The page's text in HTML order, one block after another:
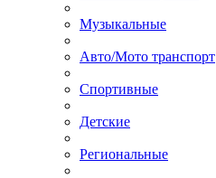
Музыкальные
Авто/Мото транспорт
Спортивные
Детские
Региональные